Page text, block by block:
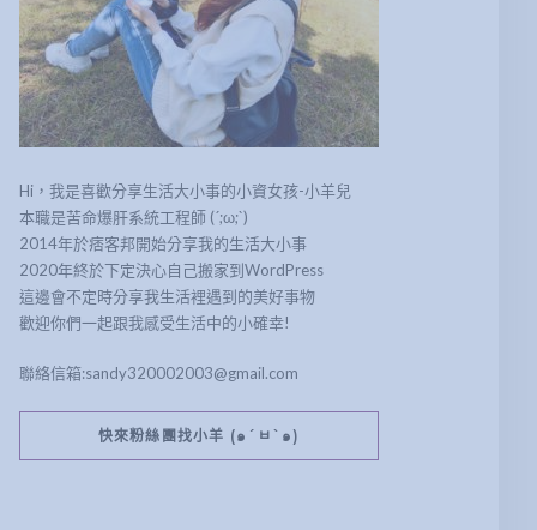
Hi，我是喜歡分享生活大小事的小資女孩-小羊兒
本職是苦命爆肝系統工程師 (´;ω;`)
2014年於痞客邦開始分享我的生活大小事
2020年終於下定決心自己搬家到WordPress
這邊會不定時分享我生活裡遇到的美好事物
歡迎你們一起跟我感受生活中的小確幸!
聯絡信箱:sandy320002003@gmail.com
快來粉絲團找小羊 (๑´ㅂ`๑)